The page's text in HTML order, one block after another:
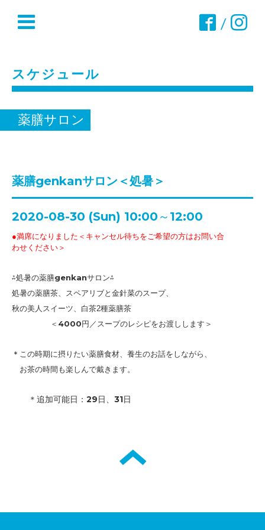
/
スケジュール
薬膳サロン
薬膳genkanサロン＜処暑＞
2020-08-30 (Sun) 10:00～12:00
●満席になりました＜キャンセル待ちをご希望の方はお問い合
わせください＞
⁂処暑の薬膳genkanサロン⁂
処暑の薬膳茶、スペアリブと金針菜のスープ、
秋の美人スイーツ、 白茶2種薬膳茶
＜ 4000円 ／スープのレシピをお渡しします＞
＊ この時期に摂りたい薬膳食材、養生のお話をしながら、
お茶の時間も楽しんで戴きます。
＊追加可能日：29日、31日